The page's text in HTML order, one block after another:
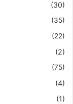
(30)
(35)
(22)
(2)
(75)
(4)
(1)